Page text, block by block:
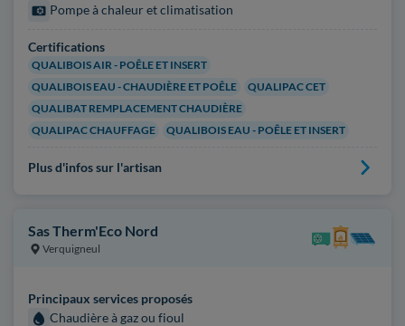
Pompe à chaleur et climatisation
Certifications
QUALIBOIS AIR - POÊLE ET INSERT
QUALIBOIS EAU - CHAUDIÈRE ET POÊLE
QUALIPAC CET
QUALIBAT REMPLACEMENT CHAUDIÈRE
QUALIPAC CHAUFFAGE
QUALIBOIS EAU - POÊLE ET INSERT
Plus d'infos sur l'artisan
Sas Therm'Eco Nord
Verquigneul
Principaux services proposés
Chaudière à gaz ou fioul